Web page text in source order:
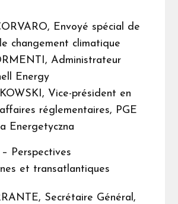
Envoyé spécial de
changement climatique
Administrateur
Energy
Vice-président en
réglementaires, PGE
Energetyczna
Perspectives
et transatlantiques
Secrétaire Général,